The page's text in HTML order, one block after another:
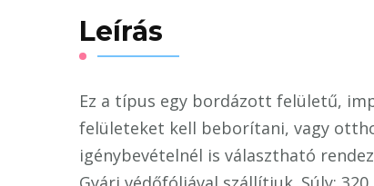
Leírás
Ez a típus egy bordázott felületű,
felületeket kell beborítani, vagy
igénybevételnél is választható